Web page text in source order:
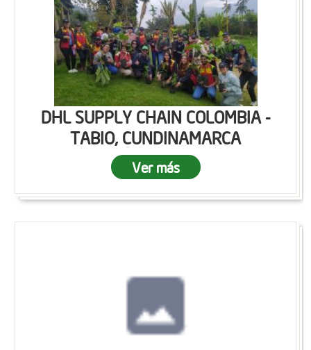
DHL SUPPLY CHAIN COLOMBIA -
TABIO, CUNDINAMARCA
Ver más